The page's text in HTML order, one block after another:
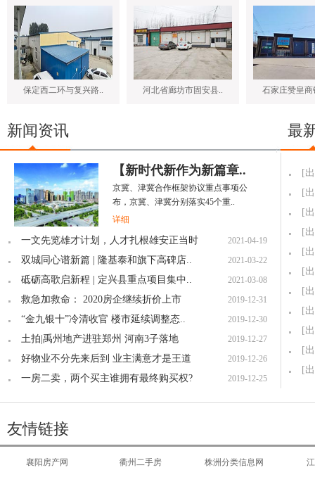
保定西二环与复兴路.. 河北省廊坊市固安县.. 石家庄赞皇商
新闻资讯
【新时代新作为新篇章..
京冀、津冀合作框架协议重点事项公
布，京冀、津冀分别落实45个重..
详细
一文先览雄才计划，人才扎根雄安正当时 2021-04-19
双城同心谱新篇 | 隆基泰和旗下高碑店.. 2021-03-22
砥砺高歌启新程 | 定兴县重点项目集中.. 2021-03-08
救急加救命： 2020房企继续折价上市 2019-12-31
“金九银十”冷清收官 楼市延续调整态.. 2019-12-30
土拍|禹州地产进驻郑州 河南3子落地 2019-12-27
好物业不分先来后到 业主满意才是王道 2019-12-26
一房二卖，两个买主谁拥有最终购买权? 2019-12-25
最
[
[
[
[
[
[
[
[
[
[
[
友情链接
襄阳房产网 衢州二手房 株洲分类信息网